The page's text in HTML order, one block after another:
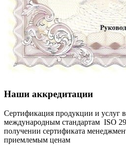
Наши аккредитации
Сертификация продукции и услуг
международным стандартам ISO
получении сертификата
приемлемым ценам